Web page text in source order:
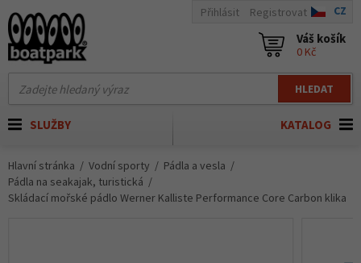
HLEDAT
Přihlásit Registrovat CZ
Váš košík
0 Kč
KATALOG
SLUŽBY
Hlavní stránka Vodní sporty
Pádla a vesla
Pádla na seakajak, turistická
Skládací mořské pádlo Werner Kalliste Performance Core Carbon klika